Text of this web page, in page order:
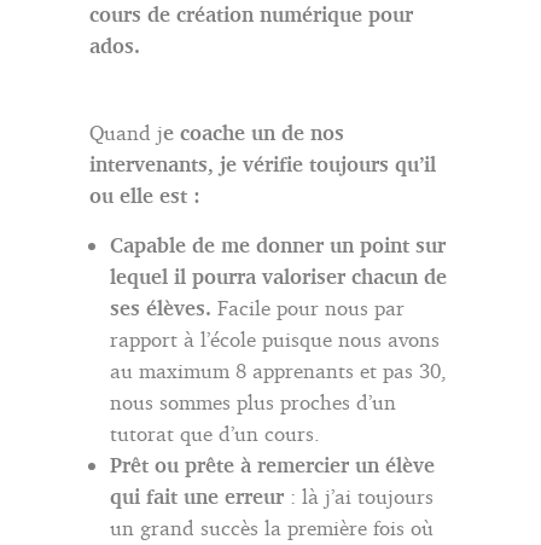
cours de création numérique pour
ados.
Quand je coache un de nos
intervenants, je vérifie toujours qu’il
ou elle est :
Capable de me donner un point sur
lequel il pourra valoriser chacun de
ses élèves. Facile pour nous par
rapport à l’école puisque nous avons
au maximum 8 apprenants et pas 30,
nous sommes plus proches d’un
tutorat que d’un cours.
Prêt ou prête à remercier un élève
qui fait une erreur : là j’ai toujours
un grand succès la première fois où